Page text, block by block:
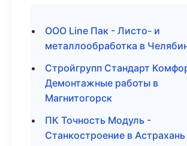
ООО Line Пак - Листо- и
металлообработка в
Стройгрупп Стандарт
Демонтажные работы в
Магнитогорск
ПК Точность Модуль -
Станкостроение в Астрахань